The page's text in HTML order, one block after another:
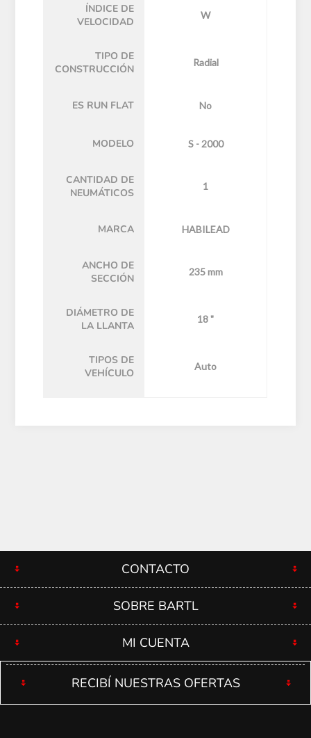
ÍNDICE DE
VELOCIDAD
W
TIPO DE
CONSTRUCCIÓN
Radial
ES RUN FLAT No
MODELO S - 2000
CANTIDAD DE
NEUMÁTICOS
1
MARCA HABILEAD
ANCHO DE
SECCIÓN
235 mm
DIÁMETRO DE
LA LLANTA
18 "
TIPOS DE
VEHÍCULO
Auto
CONTACTO
SOBRE BARTL
MI CUENTA
RECIBÍ NUESTRAS OFERTAS